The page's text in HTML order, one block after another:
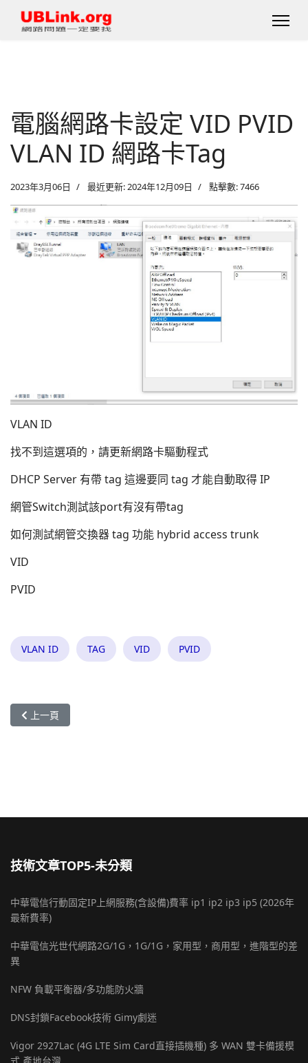
電腦網路卡設定 VID PVID
VLAN ID 網路卡Tag
2023年3月06日 最近更新: 2024年12月09日 點擊數: 7466
VLAN ID
找不到這選項的，請更新網路卡驅動程式
DHCP Server 有帶 tag 這邊要同 tag 才能自動取得 IP
網管Switch測試該port有沒有帶tag
如何測試網管交換器 tag 功能 hybrid access trunk
VID
PVID
VLAN ID TAG VID PVID
上一篇文章: 電子郵件伺服器Mail Server被駭客入侵,他們到底怎麼
上一頁
技術文章TOP5-未分類
中華電信行動固定IP上網服務(含設備)費率 ip1 ip2 ip3 ip5 (2026年
最新費率)
中華電信光世代網路2G/1G，1G/1G，家用型，商用型，進階型的差
異
NFW 負載平衡器/多功能防火牆
DNS封鎖Facebook技術 Gimy劇迷
Vigor 2927Lac (4G LTE Sim Card直接插機種) 多 WAN 雙卡備援模